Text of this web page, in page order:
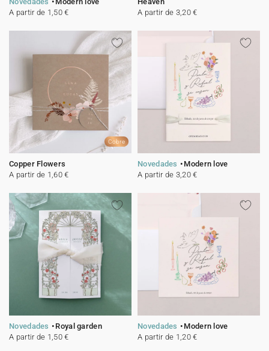
A partir de 1,50 €
A partir de 3,20 €
Cobre
Copper Flowers
A partir de 1,60 €
Novedades
Modern love
A partir de 3,20 €
Novedades
Royal garden
A partir de 1,50 €
Novedades
Modern love
A partir de 1,20 €